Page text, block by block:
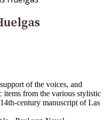
of the voices, and
items from the various stylistic
century manuscript of Las